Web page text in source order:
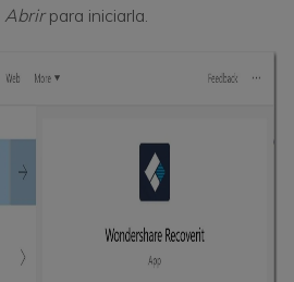
Abrirpara iniciarla.